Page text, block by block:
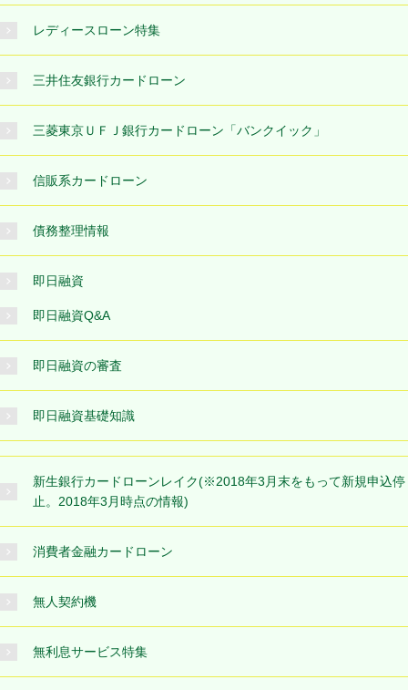
レディースローン特集
三井住友銀行カードローン
三菱東京ＵＦＪ銀行カードローン「バンクイック」
信販系カードローン
債務整理情報
即日融資
即日融資Q&A
即日融資の審査
即日融資基礎知識
新生銀行カードローンレイク(※2018年3月末をもって新規申込停
止。2018年3月時点の情報)
消費者金融カードローン
無人契約機
無利息サービス特集